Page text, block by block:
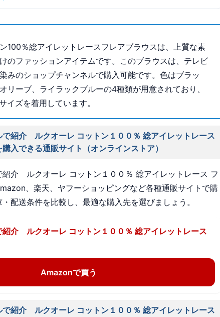
100％総アイレットレースフレアブラウスは、上質な素
のファッションアイテムです。このブラウスは、テレビ
みのショップチャンネルで購入可能です。色はブラッ
リーブ、ライラックブルーの4種類が用意されており、
イズを着用しています。
で紹介 ルクオーレ コットン１００％ 総アイレットレース
入できる通販サイト（オンラインストア）
紹介 ルクオーレ コットン１００％ 総アイレットレース フ
、楽天、ヤフーショッピングなど各種通販サイトで購
配送条件を比較し、最適な購入先を選びましょう。
紹介 ルクオーレ コットン１００％ 総アイレットレース
Amazonで買う
で紹介 ルクオーレ コットン１００％ 総アイレットレース